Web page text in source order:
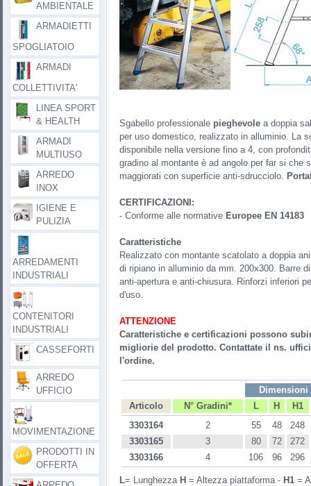
Sgabello professionalepieghevolea doppia
per uso domestico, realizzato in alluminio. La
disponibile nella versione fino a 4, con
gradino al montante è ad angolo per far si che
maggiorati con superficie anti-sdrucciolo.
CERTIFICAZIONI:
- Conforme alle normative Europee EN 14183
Caratteristiche
Realizzato con montante scatolato a doppia
di ripiano in alluminio da mm. 200x300. Barre
anti-apertura e anti-chiusura. Rinforzi inferiori
d'uso.
ATTENZIONE
Caratteristiche e certificazioni possono
migliorie del prodotto. Contattate il ns.
l'ordine.
Dimensioni
Articolo
N° Gradini* L H
H1
3303164
2 55 48
248
3303165
3 80 72
272
3303166
4 106 96 296
L= LunghezzaH = Altezza piattaforma - H1=
AMBIENTALE
ARMADIETTI
SPOGLIATOIO
ARMADI
COLLETTIVITA'
LINEA SPORT
& HEALTH
ARMADI
MULTIUSO
ARREDO
INOX
IGIENE E
PULIZIA
ARREDAMENTI
INDUSTRIALI
CONTENITORI
INDUSTRIALI
CASSEFORTI
ARREDO
UFFICIO
MOVIMENTAZIONE
PRODOTTI IN
OFFERTA